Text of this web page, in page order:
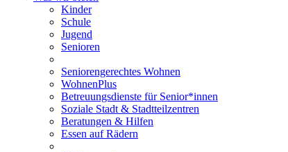
Kinder
Schule
Jugend
Senioren
Seniorengerechtes Wohnen
WohnenPlus
Betreuungsdienste für Senior*innen
Soziale Stadt & Stadtteilzentren
Beratungen & Hilfen
Essen auf Rädern